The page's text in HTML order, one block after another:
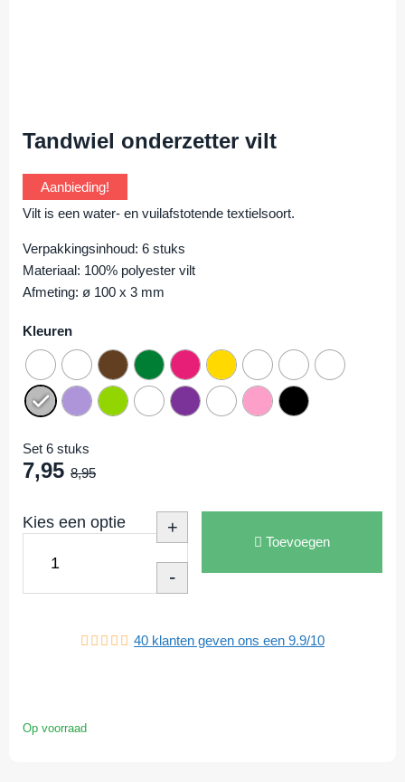
Tandwiel onderzetter vilt
Aanbieding!
Vilt is een water- en vuilafstotende textielsoort.
Verpakkingsinhoud: 6 stuks
Materiaal: 100% polyester vilt
Afmeting: ø 100 x 3 mm
Kleuren
Set 6 stuks
7,95 8,95
Kies een optie +
-
Toevoegen
40 klanten geven ons een 9.9/10
Op voorraad